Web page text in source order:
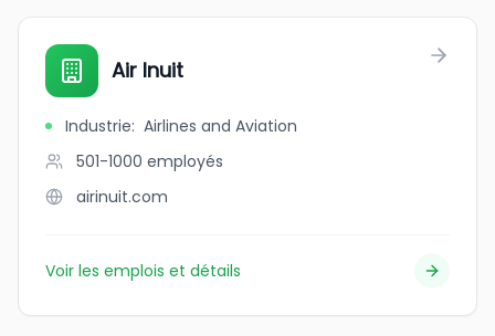
Air Inuit
Industrie: Airlines and Aviation
501-1000 employés
airinuit.com
Voir les emplois et détails